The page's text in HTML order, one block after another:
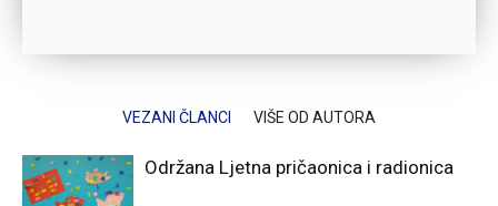
VEZANI ČLANCI VIŠE OD AUTORA
Održana Ljetna pričaonica i radionica